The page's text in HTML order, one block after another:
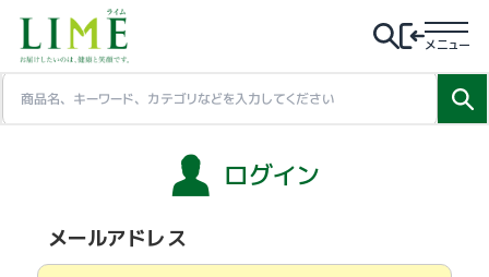
メニュー
ログイン
メールアドレス